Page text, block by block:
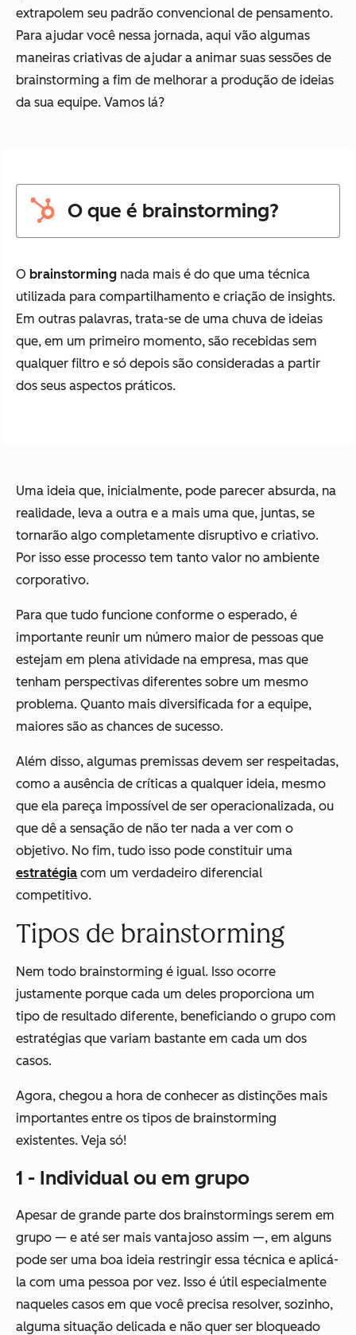
extrapolem seu padrão convencional de pensamento.
Para ajudar você nessa jornada, aqui vão algumas
maneiras criativas de ajudar a animar suas sessões de
brainstorming a fim de melhorar a produção de ideias
da sua equipe. Vamos lá?
O que é brainstorming?
O brainstorming nada mais é do que uma técnica
utilizada para compartilhamento e criação de insights.
Em outras palavras, trata-se de uma chuva de ideias
que, em um primeiro momento, são recebidas sem
qualquer filtro e só depois são consideradas a partir
dos seus aspectos práticos.
Uma ideia que, inicialmente, pode parecer absurda, na
realidade, leva a outra e a mais uma que, juntas, se
tornarão algo completamente disruptivo e criativo.
Por isso esse processo tem tanto valor no ambiente
corporativo.
Para que tudo funcione conforme o esperado, é
importante reunir um número maior de pessoas que
estejam em plena atividade na empresa, mas que
tenham perspectivas diferentes sobre um mesmo
problema. Quanto mais diversificada for a equipe,
maiores são as chances de sucesso.
Além disso, algumas premissas devem ser respeitadas,
como a ausência de críticas a qualquer ideia, mesmo
que ela pareça impossível de ser operacionalizada, ou
que dê a sensação de não ter nada a ver com o
objetivo. No fim, tudo isso pode constituir uma
estratégia com um verdadeiro diferencial
competitivo.
Tipos de brainstorming
Nem todo brainstorming é igual. Isso ocorre
justamente porque cada um deles proporciona um
tipo de resultado diferente, beneficiando o grupo com
estratégias que variam bastante em cada um dos
casos.
Agora, chegou a hora de conhecer as distinções mais
importantes entre os tipos de brainstorming
existentes. Veja só!
1 - Individual ou em grupo
Apesar de grande parte dos brainstormings serem em
grupo — e até ser mais vantajoso assim —, em alguns
pode ser uma boa ideia restringir essa técnica e aplicá-
la com uma pessoa por vez. Isso é útil especialmente
naqueles casos em que você precisa resolver, sozinho,
alguma situação delicada e não quer ser bloqueado